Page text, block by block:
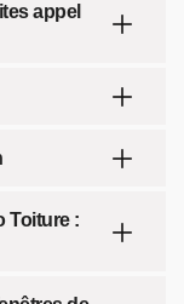
appel
Toiture :